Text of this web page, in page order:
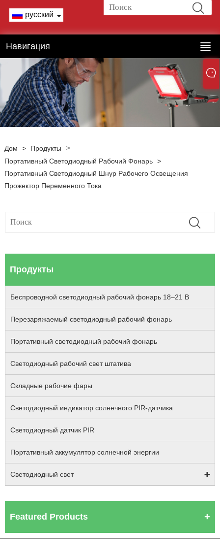
русский
Навигация
Дом > Продукты >
Портативный Светодиодный Рабочий Фонарь >
Портативный Светодиодный Шнур Рабочего Освещения
Прожектор Переменного Тока
Продукты
Беспроводной светодиодный рабочий фонарь 18–21 В
Перезаряжаемый светодиодный рабочий фонарь
Портативный светодиодный рабочий фонарь
Светодиодный рабочий свет штатива
Складные рабочие фары
Светодиодный индикатор солнечного PIR-датчика
Светодиодный датчик PIR
Портативный аккумулятор солнечной энергии
Светодиодный свет
Featured Products